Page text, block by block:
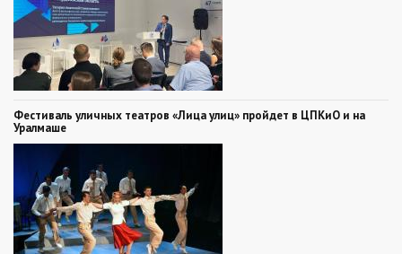
Фестиваль уличных театров «Лица улиц» пройдет в ЦПКиО и на
Уралмаше